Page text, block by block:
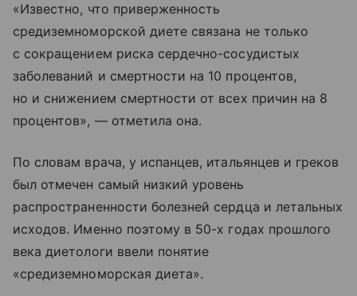
«Известно, что приверженность
средиземноморской диете связана не только
с сокращением риска сердечно-сосудистых
заболеваний и смертности на 10 процентов,
но и снижением смертности от всех причин на 8
процентов», — отметила она.
По словам врача, у испанцев, итальянцев и греков
был отмечен самый низкий уровень
распространенности болезней сердца и летальных
исходов. Именно поэтому в 50-х годах прошлого
века диетологи ввели понятие
«средиземноморская диета».